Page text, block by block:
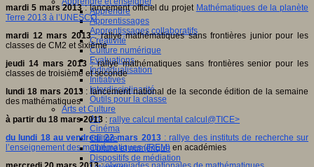
Apprendre
Apprentissages
Apprentissages collaboratifs
Créativité
Culture numérique
Evaluations
Individualisation
Initiatives
Interdisciplinarité
Outils pour la classe
Arts et Culture
Art
Cinéma
Culture
Culture et numérique
Dispositifs de médiation
mardi 5 mars 2013: lancement officiel du projet Mathématiques de la planète
Terre 2013 à l’UNESCO
mardi 12 mars 2013: rallye mathématiques sans frontières junior pour les
classes de CM2 et sixième
jeudi 14 mars 2013 : rallye mathématiques sans frontières senior pour les
classes de troisième et seconde
lundi 18 mars 2013: lancement national de la seconde édition de la semaine
des mathématiques
à partir du 18 mars 2013 : rallye calcul mental calcul@TICE>
du lundi 18 au vendredi 22 mars 2013:rallye des instituts de recherche sur
l’enseignement des mathématiques (IREM) en académies